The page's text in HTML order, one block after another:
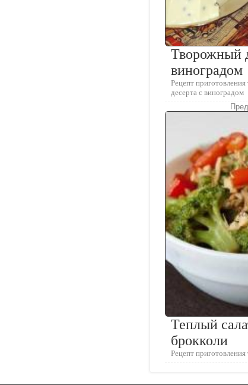
Творожный
виноградом
Рецепт
десерта с виноградом
Теплый
брокколи
Рецепт приготовления